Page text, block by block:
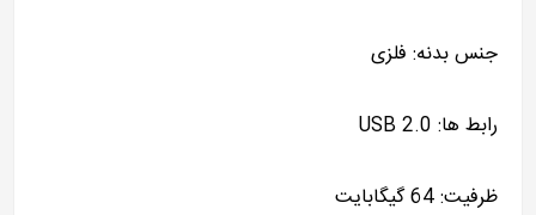
جنس بدنه: فلزی
رابط ها: USB 2.0
ظرفیت: 64 گیگابایت